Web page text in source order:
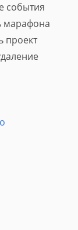
события
марафона
проект